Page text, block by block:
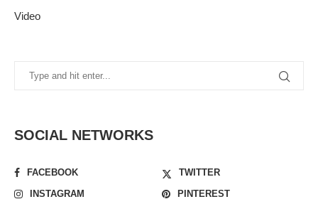
Video
SOCIAL NETWORKS
FACEBOOK
TWITTER
INSTAGRAM
PINTEREST